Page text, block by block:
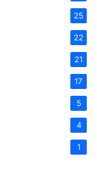
25
22
21
17
5
4
1